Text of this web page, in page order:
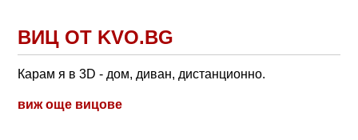
ВИЦ ОТ KVO.BG
Карам я в 3D - дом, диван, дистанционно.
виж още вицове